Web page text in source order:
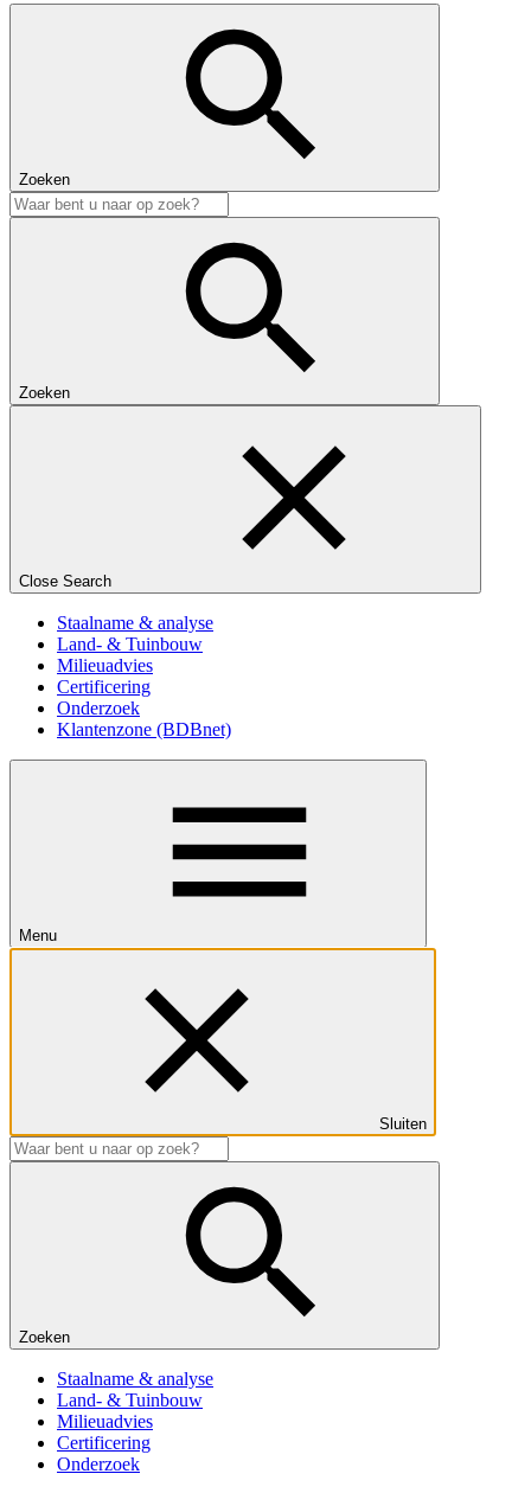
Zoeken
Zoeken
Close Search
Staalname & analyse
Land- & Tuinbouw
Milieuadvies
Certificering
Onderzoek
Klantenzone (BDBnet)
Menu
Sluiten
Zoeken
Staalname & analyse
Land- & Tuinbouw
Milieuadvies
Certificering
Onderzoek